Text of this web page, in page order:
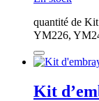
quantité de
YM226,
Kit